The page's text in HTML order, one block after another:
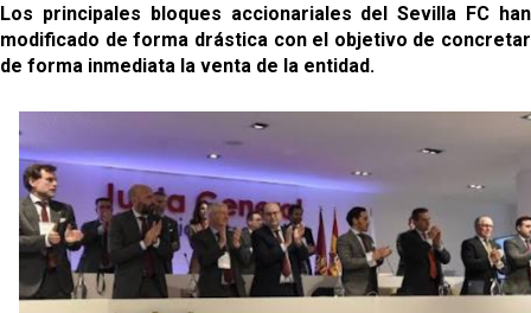
Alberto Flores, muy cerca de convertirse en nuevo
jugador del Granada CF
Flores
El Sevilla continúa con despidos y rechaza una
oferta de 420 millones por el club
El Sevilla mueve ficha por Robbie Ure: la opción 'A'
para el ataque nervionense
Los principales bloques accionariales del Sevilla FC han
modificado de forma drástica con el objetivo de concretar
de forma inmediata la venta de la entidad.